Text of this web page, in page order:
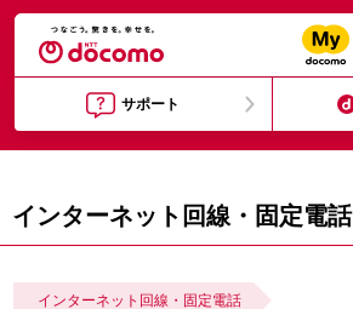
サポート
インターネット回線・固定電話
インターネット回線・固定電話